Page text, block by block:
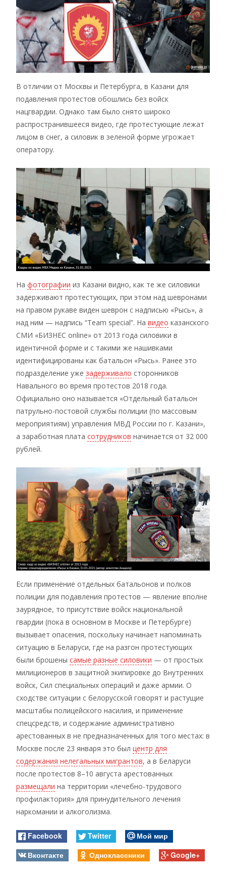
В отличии от Москвы и Петербурга, в Казани для
подавления протестов обошлись без войск
нацгвардии. Однако там было снято широко
распространившееся видео, где протестующие лежат
лицом в снег, а силовик в зеленой форме угрожает
оператору.
На фотографии из Казани видно, как те же силовики
задерживают протестующих, при этом над шевронами
на правом рукаве виден шеврон с надписью «Рысь», а
над ним — надпись “Team special”. На видео казанского
СМИ «БИЗНЕС online» от 2013 года силовики в
идентичной форме и с такими же нашивками
идентифицированы как батальон «Рысь». Ранее это
подразделение уже задерживало сторонников
Навального во время протестов 2018 года.
Официально оно называется «Отдельный батальон
патрульно-постовой службы полиции (по массовым
мероприятиям) управления МВД России по г. Казани»,
а заработная плата сотрудников начинается от 32 000
рублей.
Если применение отдельных батальонов и полков
полиции для подавления протестов — явление вполне
заурядное, то присутствие войск национальной
гвардии (пока в основном в Москве и Петербурге)
вызывает опасения, поскольку начинает напоминать
ситуацию в Беларуси, где на разгон протестующих
были брошены самые разные силовики — от простых
милиционеров в защитной экипировке до Внутренних
войск, Сил специальных операций и даже армии. О
сходстве ситуации с белорусской говорят и растущие
масштабы полицейского насилия, и применение
спецсредств, и содержание административно
арестованных в не предназначенных для того местах: в
Москве после 23 января это был центр для
содержания нелегальных мигрантов, а в Беларуси
после протестов 8–10 августа арестованных
размещали на территории «лечебно-трудового
профилактория» для принудительного лечения
наркомании и алкоголизма.
Facebook Twitter
Мой мир
Вконтакте
Одноклассники Google+